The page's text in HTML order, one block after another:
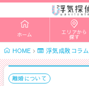
ホーム エリアから
探す
HOME 浮気成敗コラム
離婚について